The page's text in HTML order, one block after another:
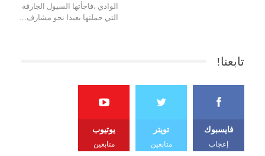
الوادي ،فاجأتها السيول الجارفة
التي حملتها بعيدا نحو مشارف…
تابعنا!
فايسبوك
إعجاب
تويتر
متابعين
يوتيوب
متابعين